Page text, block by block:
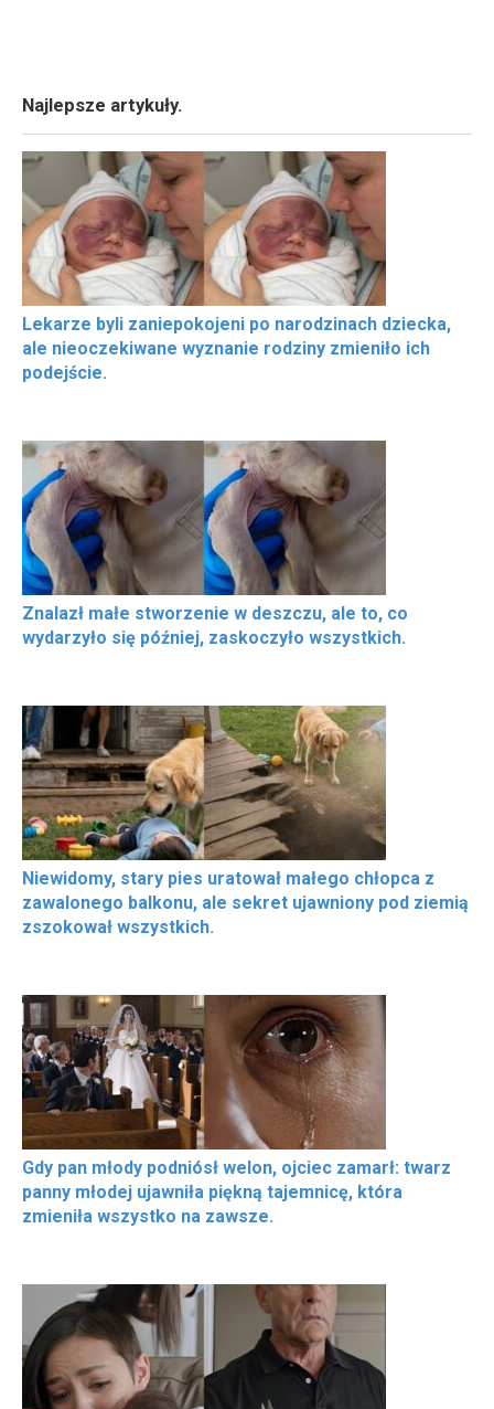
Najlepsze artykuły.
Lekarze byli zaniepokojeni po narodzinach dziecka,
ale nieoczekiwane wyznanie rodziny zmieniło ich
podejście.
Znalazł małe stworzenie w deszczu, ale to, co
wydarzyło się później, zaskoczyło wszystkich.
Niewidomy, stary pies uratował małego chłopca z
zawalonego balkonu, ale sekret ujawniony pod ziemią
zszokował wszystkich.
Gdy pan młody podniósł welon, ojciec zamarł: twarz
panny młodej ujawniła piękną tajemnicę, która
zmieniła wszystko na zawsze.